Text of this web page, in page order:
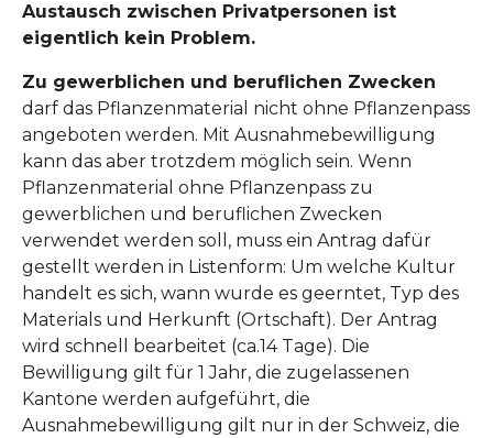
Austausch zwischen Privatpersonen ist
eigentlich kein Problem.
Zu gewerblichen und beruflichen Zwecken
darf das Pflanzenmaterial nicht ohne Pflanzenpass
angeboten werden. Mit Ausnahmebewilligung
kann das aber trotzdem möglich sein. Wenn
Pflanzenmaterial ohne Pflanzenpass zu
gewerblichen und beruflichen Zwecken
verwendet werden soll, muss ein Antrag dafür
gestellt werden in Listenform: Um welche Kultur
handelt es sich, wann wurde es geerntet, Typ des
Materials und Herkunft (Ortschaft). Der Antrag
wird schnell bearbeitet (ca.14 Tage). Die
Bewilligung gilt für 1 Jahr, die zugelassenen
Kantone werden aufgeführt, die
Ausnahmebewilligung gilt nur in der Schweiz, die